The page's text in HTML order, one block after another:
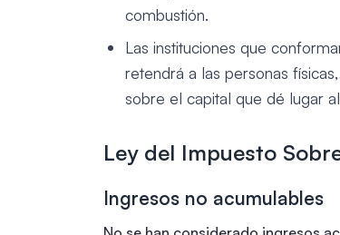
combustión.
Las instituciones que
retendrá a las personas
sobre el capital que dé lugar
Ley del Impuesto
Ingresos no acumulables